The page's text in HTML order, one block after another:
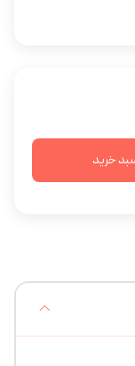
خرید